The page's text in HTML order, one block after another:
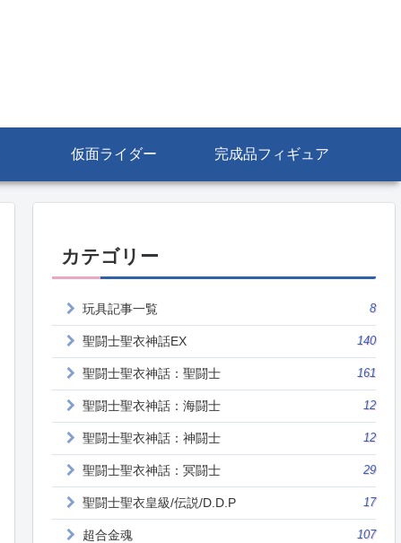
仮面ライダー 完成品フィギュア
カテゴリー
玩具記事一覧 8
聖闘士聖衣神話EX 140
聖闘士聖衣神話：聖闘士 161
聖闘士聖衣神話：海闘士 12
聖闘士聖衣神話：神闘士 12
聖闘士聖衣神話：冥闘士 29
聖闘士聖衣皇級/伝説/D.D.P 17
超合金魂 107